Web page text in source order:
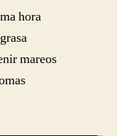
hora
mareos